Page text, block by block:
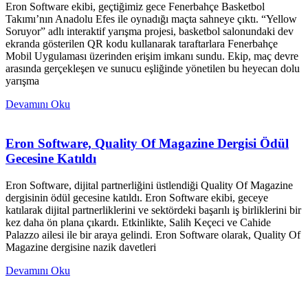
Eron Software ekibi, geçtiğimiz gece Fenerbahçe Basketbol
Takımı’nın Anadolu Efes ile oynadığı maçta sahneye çıktı. “Yellow
Soruyor” adlı interaktif yarışma projesi, basketbol salonundaki dev
ekranda gösterilen QR kodu kullanarak taraftarlara Fenerbahçe
Mobil Uygulaması üzerinden erişim imkanı sundu. Ekip, maç devre
arasında gerçekleşen ve sunucu eşliğinde yönetilen bu heyecan dolu
yarışma
Devamını Oku
Eron Software, Quality Of Magazine Dergisi Ödül
Gecesine Katıldı
Eron Software, dijital partnerliğini üstlendiği Quality Of Magazine
dergisinin ödül gecesine katıldı. Eron Software ekibi, geceye
katılarak dijital partnerliklerini ve sektördeki başarılı iş birliklerini bir
kez daha ön plana çıkardı. Etkinlikte, Salih Keçeci ve Cahide
Palazzo ailesi ile bir araya gelindi. Eron Software olarak, Quality Of
Magazine dergisine nazik davetleri
Devamını Oku